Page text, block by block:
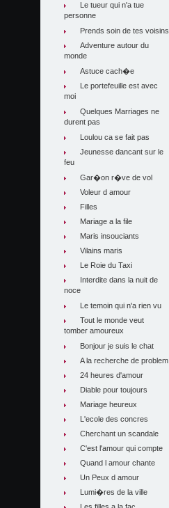
Le tueur qui n'a tue
personne
Prends soin de tes voisins
Adventure autour du
monde
Astuce cach�e
Le portefeuille est avec
moi
Quelques Marriages ne
durent pas
Loulou ca se fait pas
Jeunesse dancant sur le
feu
Gar�on r�ve de vol
Voleur d amour
Filles
Mariage a la file
Maris insouciants
Vilains maris
Le Roie du Taxi
Interdite dans la nuit de
noce
Le temoin qui n'a rien vu
Tout le monde veut
tomber amoureux
Bonjour je suis le chat
A la recherche de problem
24 heures d'amour
Diable pour toujours
Mariage heureux
L'ecole des concres
Cherchant un scandale
C'est l'amour qui compte
Quand l amour chante
Un Peux d amour
Lumi�res de la ville